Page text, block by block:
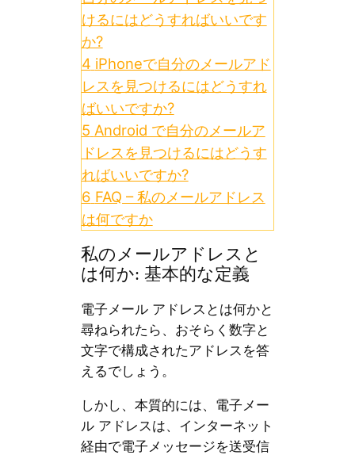
けるにはどうすればいいです
か?
4 iPhoneで自分のメールアド
レスを見つけるにはどうすれ
ばいいですか?
5 Android で自分のメールア
ドレスを見つけるにはどうす
ればいいですか?
6 FAQ – 私のメールアドレス
は何ですか
私のメールアドレスと
は何か: 基本的な定義
電子メール アドレスとは何かと
尋ねられたら、おそらく数字と
文字で構成されたアドレスを答
えるでしょう。
しかし、本質的には、電子メー
ル アドレスは、インターネット
経由で電子メッセージを送受信